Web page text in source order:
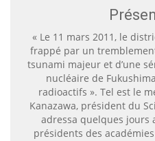
« Le 11 mars 2011, le
frappé par un
tsunami majeur et d’une
nucléaire de
radioactifs ». Tel est le
Kanazawa, président du
adressa quelques jours
présidents des